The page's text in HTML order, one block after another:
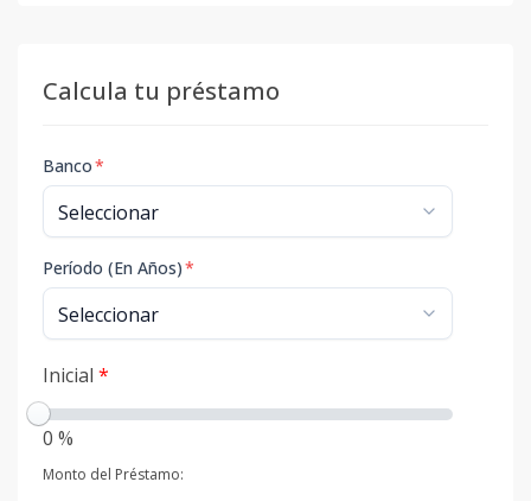
Calcula tu préstamo
Banco*
Período (En Años)*
Inicial *
0 %
Monto del Préstamo: